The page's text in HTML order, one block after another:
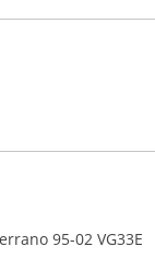
95-02 VG33E